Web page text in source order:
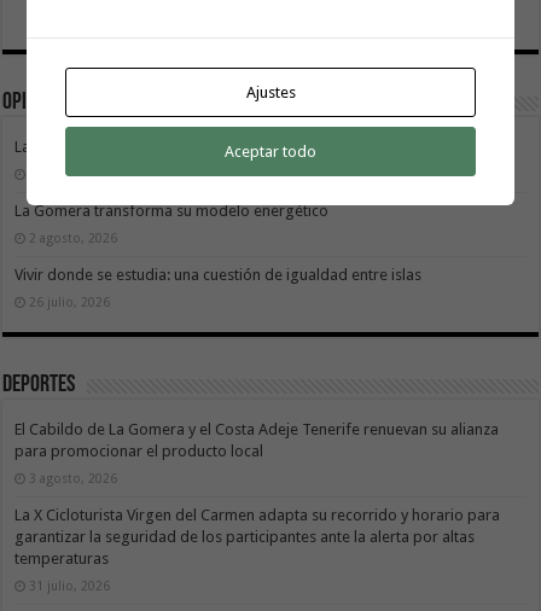
Opinión
La movilidad también construye isla
9 agosto, 2026
La Gomera transforma su modelo energético
2 agosto, 2026
Vivir donde se estudia: una cuestión de igualdad entre islas
26 julio, 2026
Deportes
El Cabildo de La Gomera y el Costa Adeje Tenerife renuevan su alianza
para promocionar el producto local
3 agosto, 2026
La X Cicloturista Virgen del Carmen adapta su recorrido y horario para
garantizar la seguridad de los participantes ante la alerta por altas
temperaturas
31 julio, 2026
Ajustes
Aceptar todo